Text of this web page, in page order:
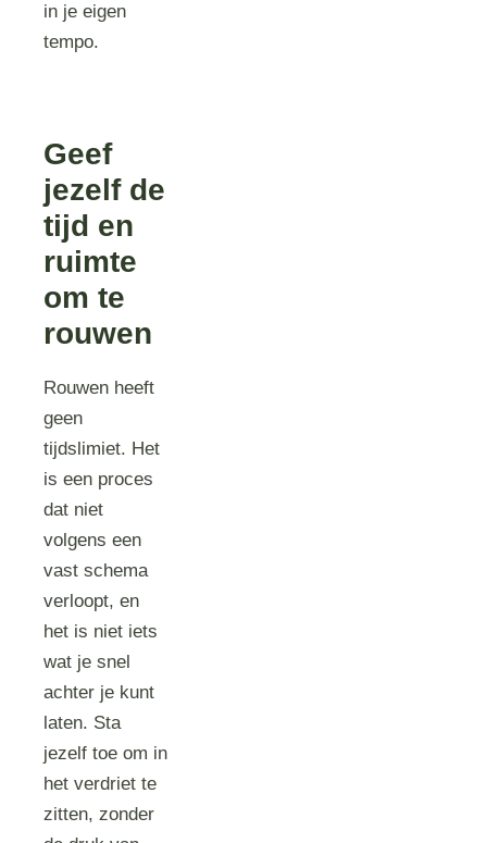
in je eigen
tempo.
Geef
jezelf de
tijd en
ruimte
om te
rouwen
Rouwen heeft
geen
tijdslimiet. Het
is een proces
dat niet
volgens een
vast schema
verloopt, en
het is niet iets
wat je snel
achter je kunt
laten. Sta
jezelf toe om in
het verdriet te
zitten, zonder